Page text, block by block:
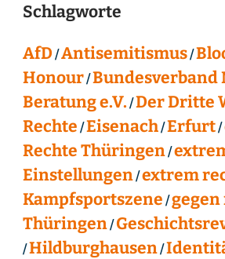
Schlagworte
AfD Antisemitismus
Honour Bundesverband
Beratung e.V. Der Dritte
Rechte Eisenach Erfurt
Rechte Thüringen
Einstellungen extrem
Kampfsportszene
Thüringen
Hildburghausen